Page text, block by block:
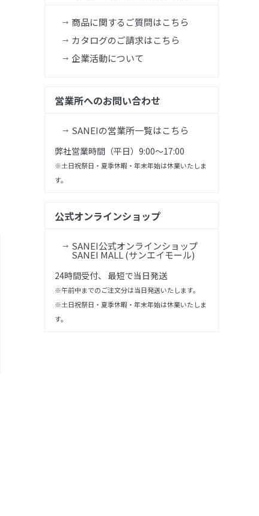
商品に関するご質問はこちら
カタログのご請求はこちら
企業活動について
営業所へのお問い合わせ
SANEIの営業所一覧はこちら
弊社営業時間（平日）9:00～17:00
※土日祝祭日・夏季休暇・年末年始は休業いたしま
す。
公式オンラインショップ
SANEI公式オンラインショップ
SANEI MALL (サンエイモール)
24時間受付、 最短で当日発送
※午前中までのご注文分は当日発送いたします。
※土日祝祭日・夏季休暇・年末年始は休業いたしま
す。